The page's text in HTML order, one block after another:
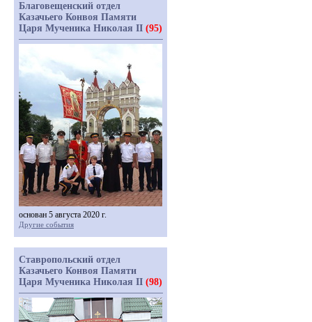
Благовещенский отдел
Казачьего Конвоя Памяти
Царя Мученика Николая II (95)
основан 5 августа 2020 г.
Другие события
Ставропольский отдел
Казачьего Конвоя Памяти
Царя Мученика Николая II (98)